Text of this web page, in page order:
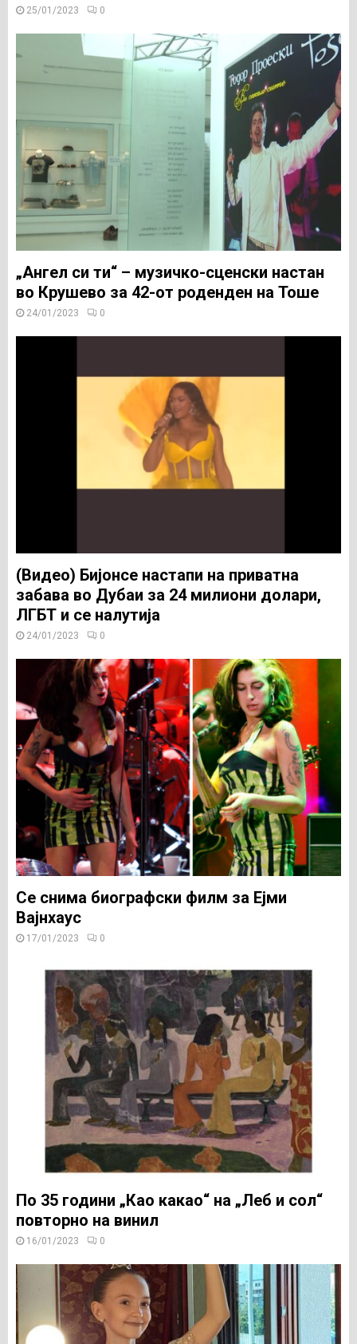
25/01/2023 0
„Ангел си ти“ – музичко-сценски настан
во Крушево за 42-от роденден на Тоше
24/01/2023 0
(Видео) Бијонсе настапи на приватна
забава во Дубаи за 24 милиони долари,
ЛГБТ и се налутија
24/01/2023 0
Се снима биографски филм за Ејми
Вајнхаус
17/01/2023 0
По 35 години „Као какао“ на „Леб и сол“
повторно на винил
16/01/2023 0